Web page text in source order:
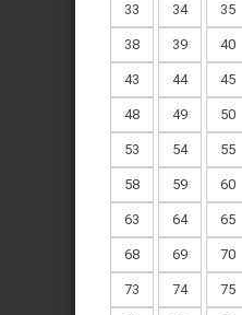
33 34 35
38 39 40
43 44 45
48 49 50
53 54 55
58 59 60
63 64 65
68 69 70
73 74 75